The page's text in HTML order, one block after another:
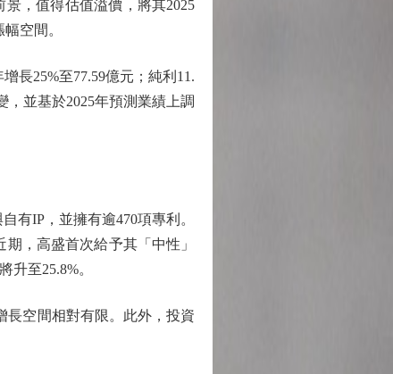
，值得估值溢價，將其2025
空間。
長25%至77.59億元；純利11.
，並基於2025年預測業績上調
IP，並擁有逾470項專利。
，高盛首次給予其「中性」
升至25.8%。
空間相對有限。此外，投資